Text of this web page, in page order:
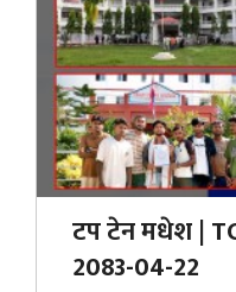
टप टेन मधेश |
2083-04-22